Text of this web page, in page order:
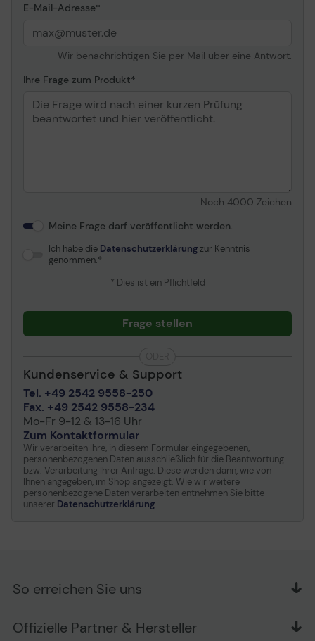
E-Mail-Adresse
Wir benachrichtigen Sie per Mail über eine Antwort.
Ihre Frage zum Produkt
Noch 4000 Zeichen
Meine Frage darf veröffentlicht werden.
Ich habe die Datenschutzerklärungzur Kenntnis
genommen.
* Dies ist ein Pflichtfeld
Frage stellen
Kundenservice & Support
Tel. +49 2542 9558-250
Fax. +49 2542 9558-234
Mo-Fr 9-12 & 13-16 Uhr
Zum Kontaktformular
Wir verarbeiten Ihre, in diesem Formular eingegebenen,
personenbezogenen Daten ausschließlich für die Beantwortung
bzw. Verarbeitung Ihrer Anfrage. Diese werden dann, wie von
Ihnen angegeben, im Shop angezeigt. Wie wir weitere
personenbezogene Daten verarbeiten entnehmen Sie bitte
unserer Datenschutzerklärung.
Offizielle Partner & Hersteller
So erreichen Sie uns
Schlesierring 35